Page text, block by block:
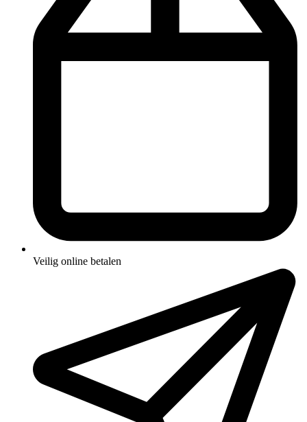
Veilig online betalen